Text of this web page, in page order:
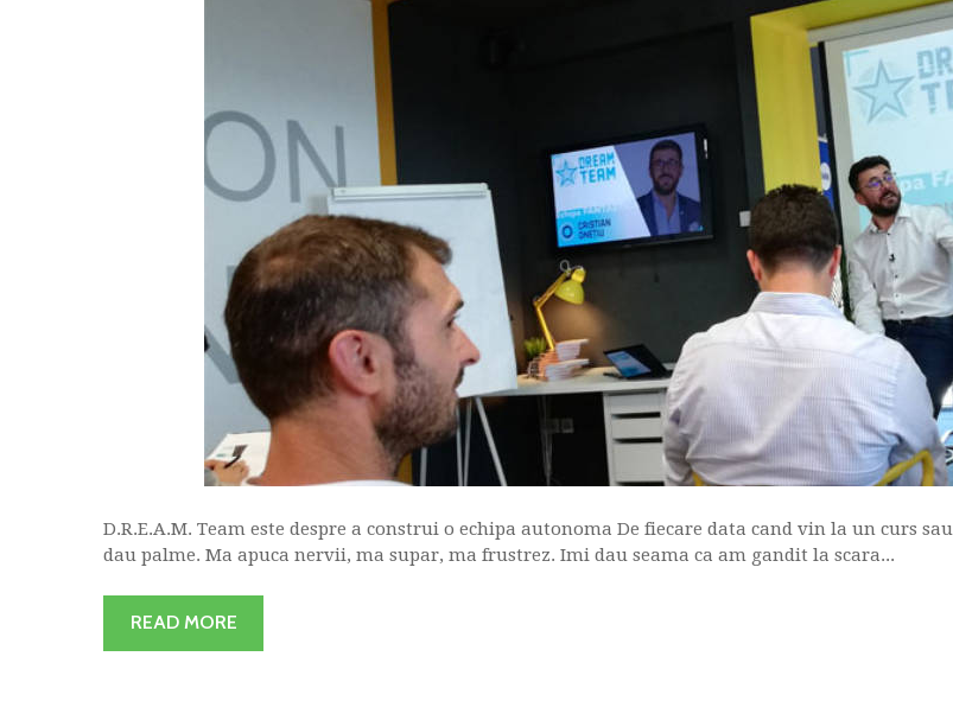
D.R.E.A.M. Team este despre a construi o echipa autonoma De fiecare data cand vin la un curs
dau palme. Ma apuca nervii, ma supar, ma frustrez. Imi dau seama ca am gandit la scara...
READ MORE